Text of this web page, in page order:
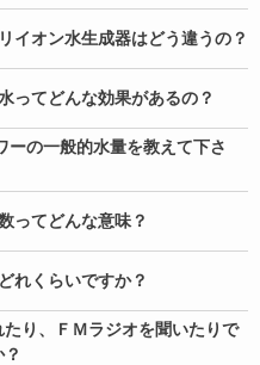
イオン水生成器はどう違うの？
ってどんな効果があるの？
ーの一般的水量を教えて下さ
ってどんな意味？
れくらいですか？
り、ＦＭラジオを聞いたりで